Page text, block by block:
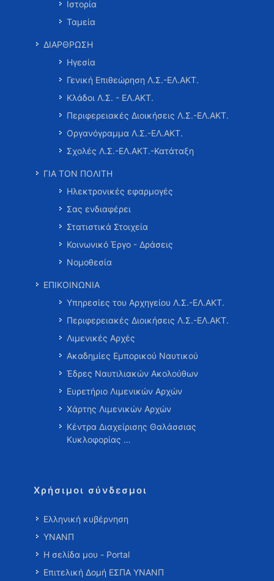
Ιστορία
Ταμεία
ΔΙΑΡΘΡΩΣΗ
Ηγεσία
Γενική Επιθεώρηση Λ.Σ.-ΕΛ.ΑΚΤ.
Κλάδοι Λ.Σ. - ΕΛ.ΑΚΤ.
Περιφερειακές Διοικήσεις Λ.Σ.-ΕΛ.ΑΚΤ.
Οργανόγραμμα Λ.Σ.-ΕΛ.ΑΚΤ.
Σχολές Λ.Σ.-ΕΛ.ΑΚΤ.-Κατάταξη
ΓΙΑ ΤΟΝ ΠΟΛΙΤΗ
Ηλεκτρονικές εφαρμογές
Σας ενδιαφέρει
Στατιστικά Στοιχεία
Κοινωνικό Έργο - Δράσεις
Νομοθεσία
ΕΠΙΚΟΙΝΩΝΙΑ
Υπηρεσίες του Αρχηγείου Λ.Σ.-ΕΛ.ΑΚΤ.
Περιφερειακές Διοικήσεις Λ.Σ.-ΕΛ.ΑΚΤ.
Λιμενικές Αρχές
Ακαδημίες Εμπορικού Ναυτικού
Έδρες Ναυτιλιακών Ακολούθων
Ευρετήριο Λιμενικών Αρχών
Χάρτης Λιμενικών Αρχών
Κέντρα Διαχείρισης Θαλάσσιας
Κυκλοφορίας …
Χρήσιμοι σύνδεσμοι
Ελληνική κυβέρνηση
ΥΝΑΝΠ
Η σελίδα μου - Portal
Επιτελική Δομή ΕΣΠΑ ΥΝΑΝΠ